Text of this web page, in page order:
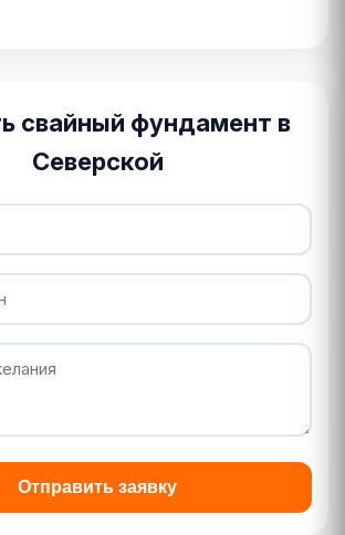
свайный фундамент в
Северской
Отправить заявку